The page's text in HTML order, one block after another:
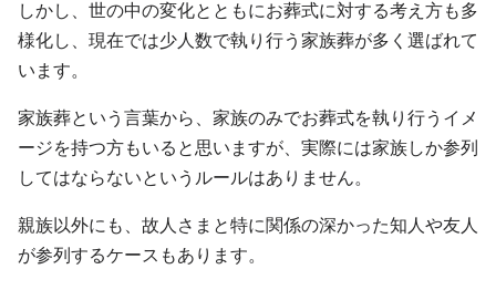
しかし、世の中の変化とともにお葬式に対する考え方も多
様化し、現在では少人数で執り行う家族葬が多く選ばれて
います。
家族葬という言葉から、家族のみでお葬式を執り行うイメ
ージを持つ方もいると思いますが、実際には家族しか参列
してはならないというルールはありません。
親族以外にも、故人さまと特に関係の深かった知人や友人
が参列するケースもあります。